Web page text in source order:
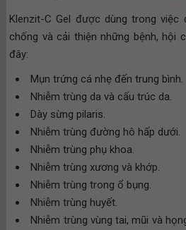
Klenzit-C Gel được dùng trong việc
chống và cải thiện những bệnh, hội
đây:
Mụn trứng cá nhẹ đến trung bình.
Nhiễm trùng da và cấu trúc da.
Dày sừng pilaris.
Nhiễm trùng đường hô hấp dưới.
Nhiễm trùng phụ khoa.
Nhiễm trùng xương và khớp.
Nhiễm trùng trong ổ bụng.
Nhiễm trùng huyết.
Nhiễm trùng vùng tai, mũi và